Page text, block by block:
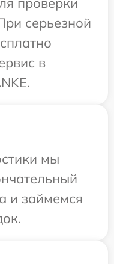
серьезной
в
мы
и займемся